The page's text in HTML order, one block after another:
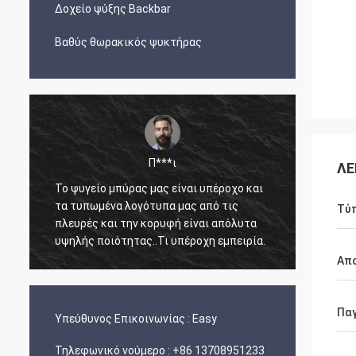
Δοχείο ψύξης Backbar
Βαθύς θωρακικός ψυκτήρας
Το ψυγείο μπύρας μας είναι υπέροχο και
τα τυπωμένα λογότυπα μας από τις
πλευρές και την κορυφή είναι απόλυτα
υψηλής ποιότητας..Τι υπέροχη εμπειρία.
Ο Άρνολντ
άμεσος,
γνώση της
και έφτασαν
Υπεύθυνος Επικοινωνίας : Easy
Τηλεφωνικό νούμερο : +86 13708951233